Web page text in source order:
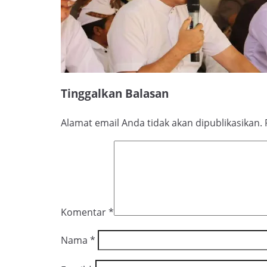
Tinggalkan Balasan
Alamat email Anda tidak akan dipublikasikan.
Komentar*
Nama *